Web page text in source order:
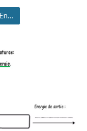
Techno Flash Chaine Energie